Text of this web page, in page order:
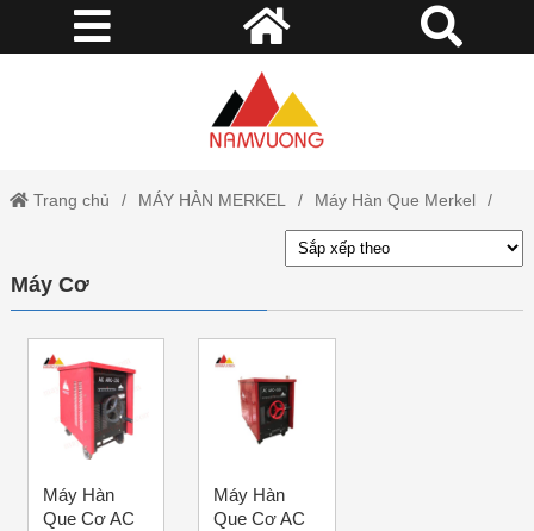
Trang chủ MÁY HÀN MERKEL Máy Hàn Que Merkel
Máy Cơ
Máy Hàn
Que Cơ AC
Máy Hàn
Que Cơ AC